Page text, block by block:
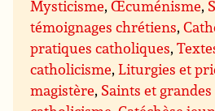
Mysticisme,Œcuménisme,
témoignages chrétiens,
pratiques catholiques,
catholicisme,Liturgies et
magistère, Saints et